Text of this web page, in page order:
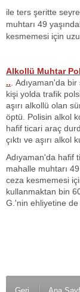
ile ters şeritte
muhtarı 49
kesmemesi için
Alkollü Muhtar
.. . Adıyaman'da
kişi yolda trafik
aşırı alkollü olan
öptü. Polisin alkol
hafif ticari araç
çıktı ve aşırı alkol
Adıyaman'da hafif
mahalle muhtarı
ceza kesmemesi
kullanmaktan bin
G.'nin ehliyetine de